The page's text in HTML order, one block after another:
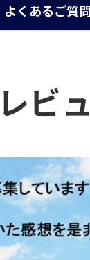
よくあるご質
レビ